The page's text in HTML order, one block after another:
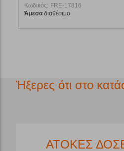
Κωδικός: FRE-17816
Άμεσα διαθέσιμο
Ήξερες ότι στο
ΑΤΟΚΕΣ